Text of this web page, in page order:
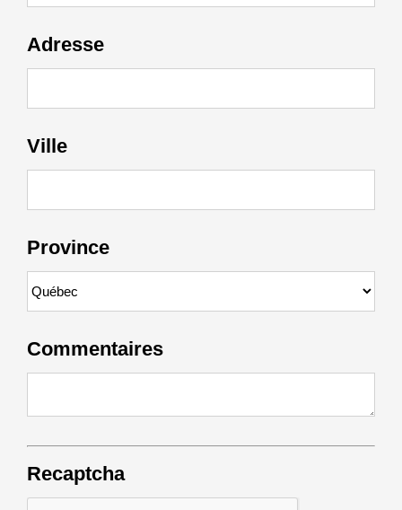
Adresse
Ville
Province
Commentaires
Recaptcha